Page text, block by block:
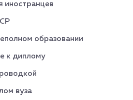
иностранцев
образовании
к диплому
вуза